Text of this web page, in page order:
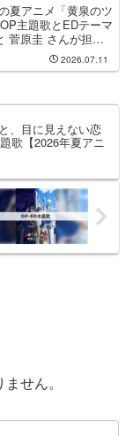
夏アニメ「黄泉のツ
主題歌とEDテーマ
菅原圭 さんが担当
担当は音田雅則さん
」です。EDテー
2026.07.11
、目に見えない恋
歌【2026年夏アニ
せん。